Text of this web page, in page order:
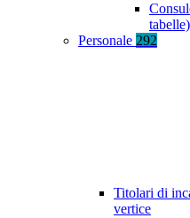
tabelle)
Personale 292
Titolari di
vertice